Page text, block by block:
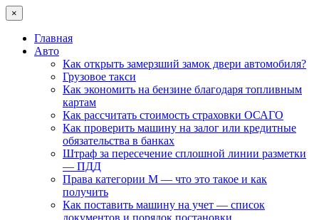
×
Главная
Авто
Как открыть замерзший замок двери автомобиля?
Грузовое такси
Как экономить на бензине благодаря топливным
картам
Как рассчитать стоимость страховки ОСАГО
Как проверить машину на залог или кредитные
обязательства в банках
Штраф за пересечение сплошной линии разметки
— ПДД
Права категории М — что это такое и как
получить
Как поставить машину на учет — список
документов и порядок постановки